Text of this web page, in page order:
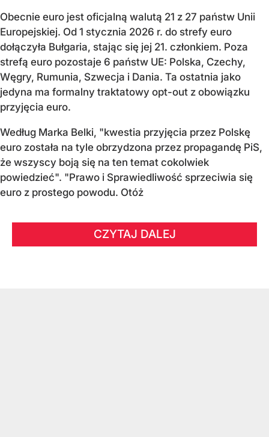
Obecnie euro jest oficjalną walutą 21 z 27 państw Unii
Europejskiej. Od 1 stycznia 2026 r. do strefy euro
dołączyła Bułgaria, stając się jej 21. członkiem. Poza
strefą euro pozostaje 6 państw UE: Polska, Czechy,
Węgry, Rumunia, Szwecja i Dania. Ta ostatnia jako
jedyna ma formalny traktatowy opt-out z obowiązku
przyjęcia euro.
Według Marka Belki, "kwestia przyjęcia przez Polskę
euro została na tyle obrzydzona przez propagandę PiS,
że wszyscy boją się na ten temat cokolwiek
powiedzieć". "Prawo i Sprawiedliwość sprzeciwia się
euro z prostego powodu. Otóż
CZYTAJ DALEJ